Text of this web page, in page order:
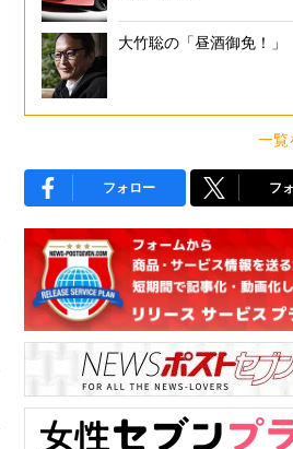
大竹聡の「昼酒御免！」
一覧
フォロー フ